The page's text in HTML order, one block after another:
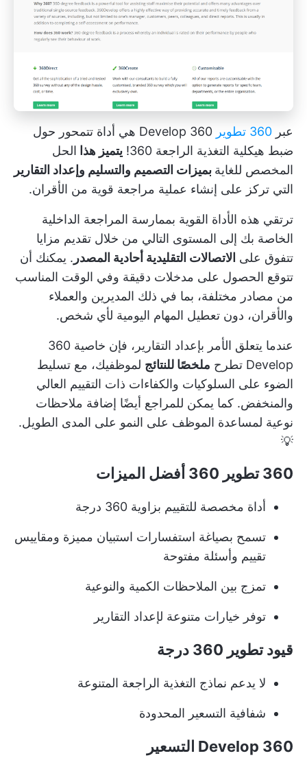
عبر 360 تطوير
360 Develop هي أداة تتمحور حول
ضبط هيكلية التغذية الراجعة 360!
يتميز هذا الحل
المخصص للغاية بميزات التصميم والتسليم وإعداد التقارير
التي تركز على إنشاء عملية مراجعة قوية من الأقران.
ترتقي هذه الأداة القوية بممارسة المراجعة الداخلية
الخاصة بك إلى المستوى التالي من خلال تقديم مزايا
تتفوق على الاتصالات التقليدية أحادية المصدر . يمكنك أن
تتوقع الحصول على مدخلات دقيقة وفي الوقت المناسب
من مصادر مختلفة، بما في ذلك المديرين والعملاء
والأقران، دون تعطيل المهام اليومية لأي شخص.
عندما يتعلق الأمر بإعداد التقارير، فإن خاصية 360
Develop تطرح
ملخصًا للنتائج لموظفيك، مع تسليط
الضوء على السلوكيات والكفاءات ذات التقييم العالي
والمنخفض. كما يمكن للمراجع أيضًا إضافة ملاحظات
نوعية لمساعدة الموظف على النمو على المدى الطويل.
💡
360 تطوير 360 أفضل الميزات
أداة مخصصة للتقييم بزاوية 360 درجة
تسمح بصياغة استفسارات استبيان مميزة ومقاييس
تقييم وأسئلة مفتوحة
تمزج بين الملاحظات الكمية والنوعية
توفر خيارات متنوعة لإعداد التقارير
قيود تطوير 360 درجة
لا يدعم نماذج التغذية الراجعة المتنوعة
شفافية التسعير المحدودة
360 Develop التسعير